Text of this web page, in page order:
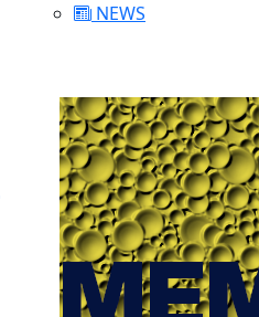
NEWS